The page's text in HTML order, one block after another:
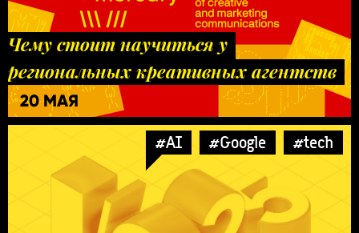
Чему стоит научиться у
региональных креативных агентств
20 МАЯ
#AI #Google #tech